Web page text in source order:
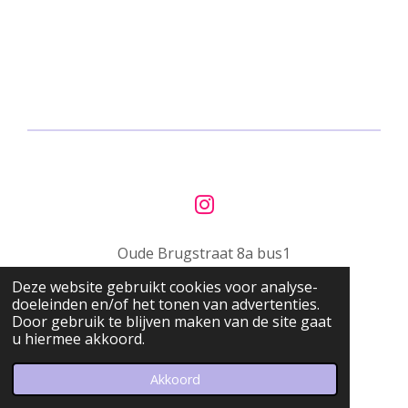
Deze website gebruikt cookies voor analyse-
doeleinden en/of het tonen van advertenties.
Door gebruik te blijven maken van de site gaat
u hiermee akkoord.
Akkoord
I
s
t
a
g
a
m
Oude Brugstraat 8a bus1
9200 Schoonaarde
info@barwelp.be
© 2023 Bar WELP